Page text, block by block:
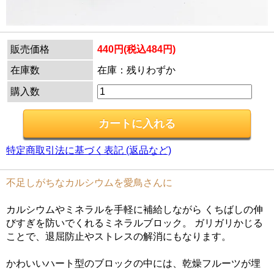
販売価格
440円(税込484円)
在庫数
在庫：残りわずか
購入数
特定商取引法に基づく表記 (返品など)
不足しがちなカルシウムを愛鳥さんに
カルシウムやミネラルを手軽に補給しながら くちばしの伸
びすぎを防いでくれるミネラルブロック。 ガリガリかじる
ことで、退屈防止やストレスの解消にもなります。
かわいいハート型のブロックの中には、乾燥フルーツが埋